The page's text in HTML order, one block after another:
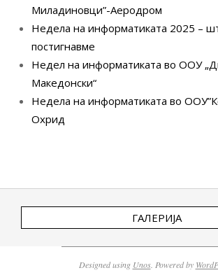
Миладиновци”-Аеродром
Недела на информатиката 2025 –
постигнавме
Недел на информатиката во ООУ
Македонски“
Недела на информатиката во
Охрид
ГАЛЕРИЈА
Designed using Unos. Powered by